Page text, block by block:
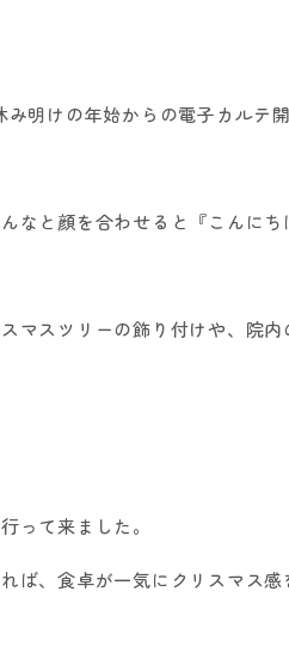
明けの年始からの電子カルテ
と顔を合わせると『こんに
マスツリーの飾り付けや、院
って来ました。
、食卓が一気にクリスマス感